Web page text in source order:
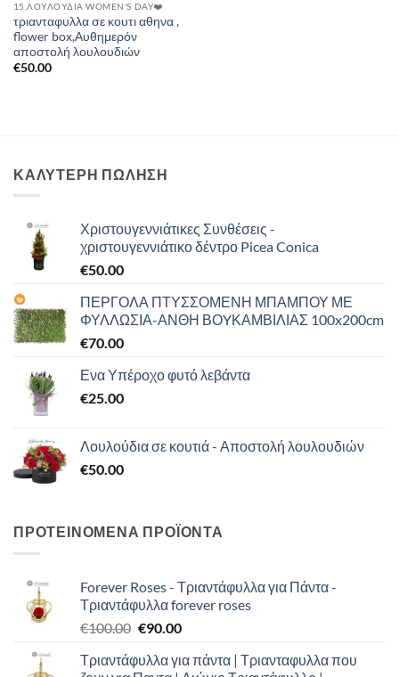
15.ΛΟΥΛΟΎΔΙΑ WOMEN'S DAY❤️
τριανταφυλλα σε κουτι αθηνα ,
flower box,Αυθημερόν
αποστολή λουλουδιών
€50.00
ΚΑΛΥΤΕΡΗ ΠΩΛΗΣΗ
Χριστουγεννιάτικες Συνθέσεις -
χριστουγεννιάτικο δέντρο Picea Conica
€50.00
ΠΕΡΓΟΛΑ ΠΤΥΣΣΟΜΕΝΗ ΜΠΑΜΠΟΥ ΜΕ
ΦΥΛΛΩΣΙΑ-ΑΝΘΗ ΒΟYΚΑΜΒΙΛΙΑΣ 100x200cm
€70.00
Ενα Υπέροχο φυτό λεβάντα
€25.00
Λουλούδια σε κουτιά - Αποστολή λουλουδιών
€50.00
ΠΡΟΤΕΙΝΟΜΕΝΑ ΠΡΟΪΟΝΤΑ
Forever Roses - Τριαντάφυλλα για Πάντα -
Τριαντάφυλλα forever roses
€100.00 Original
was:
€90.00Η
τιμή
Τριαντάφυλλα για πάντα | Τριανταφυλλα που